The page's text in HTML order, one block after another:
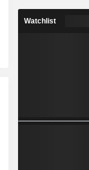
Watchlist